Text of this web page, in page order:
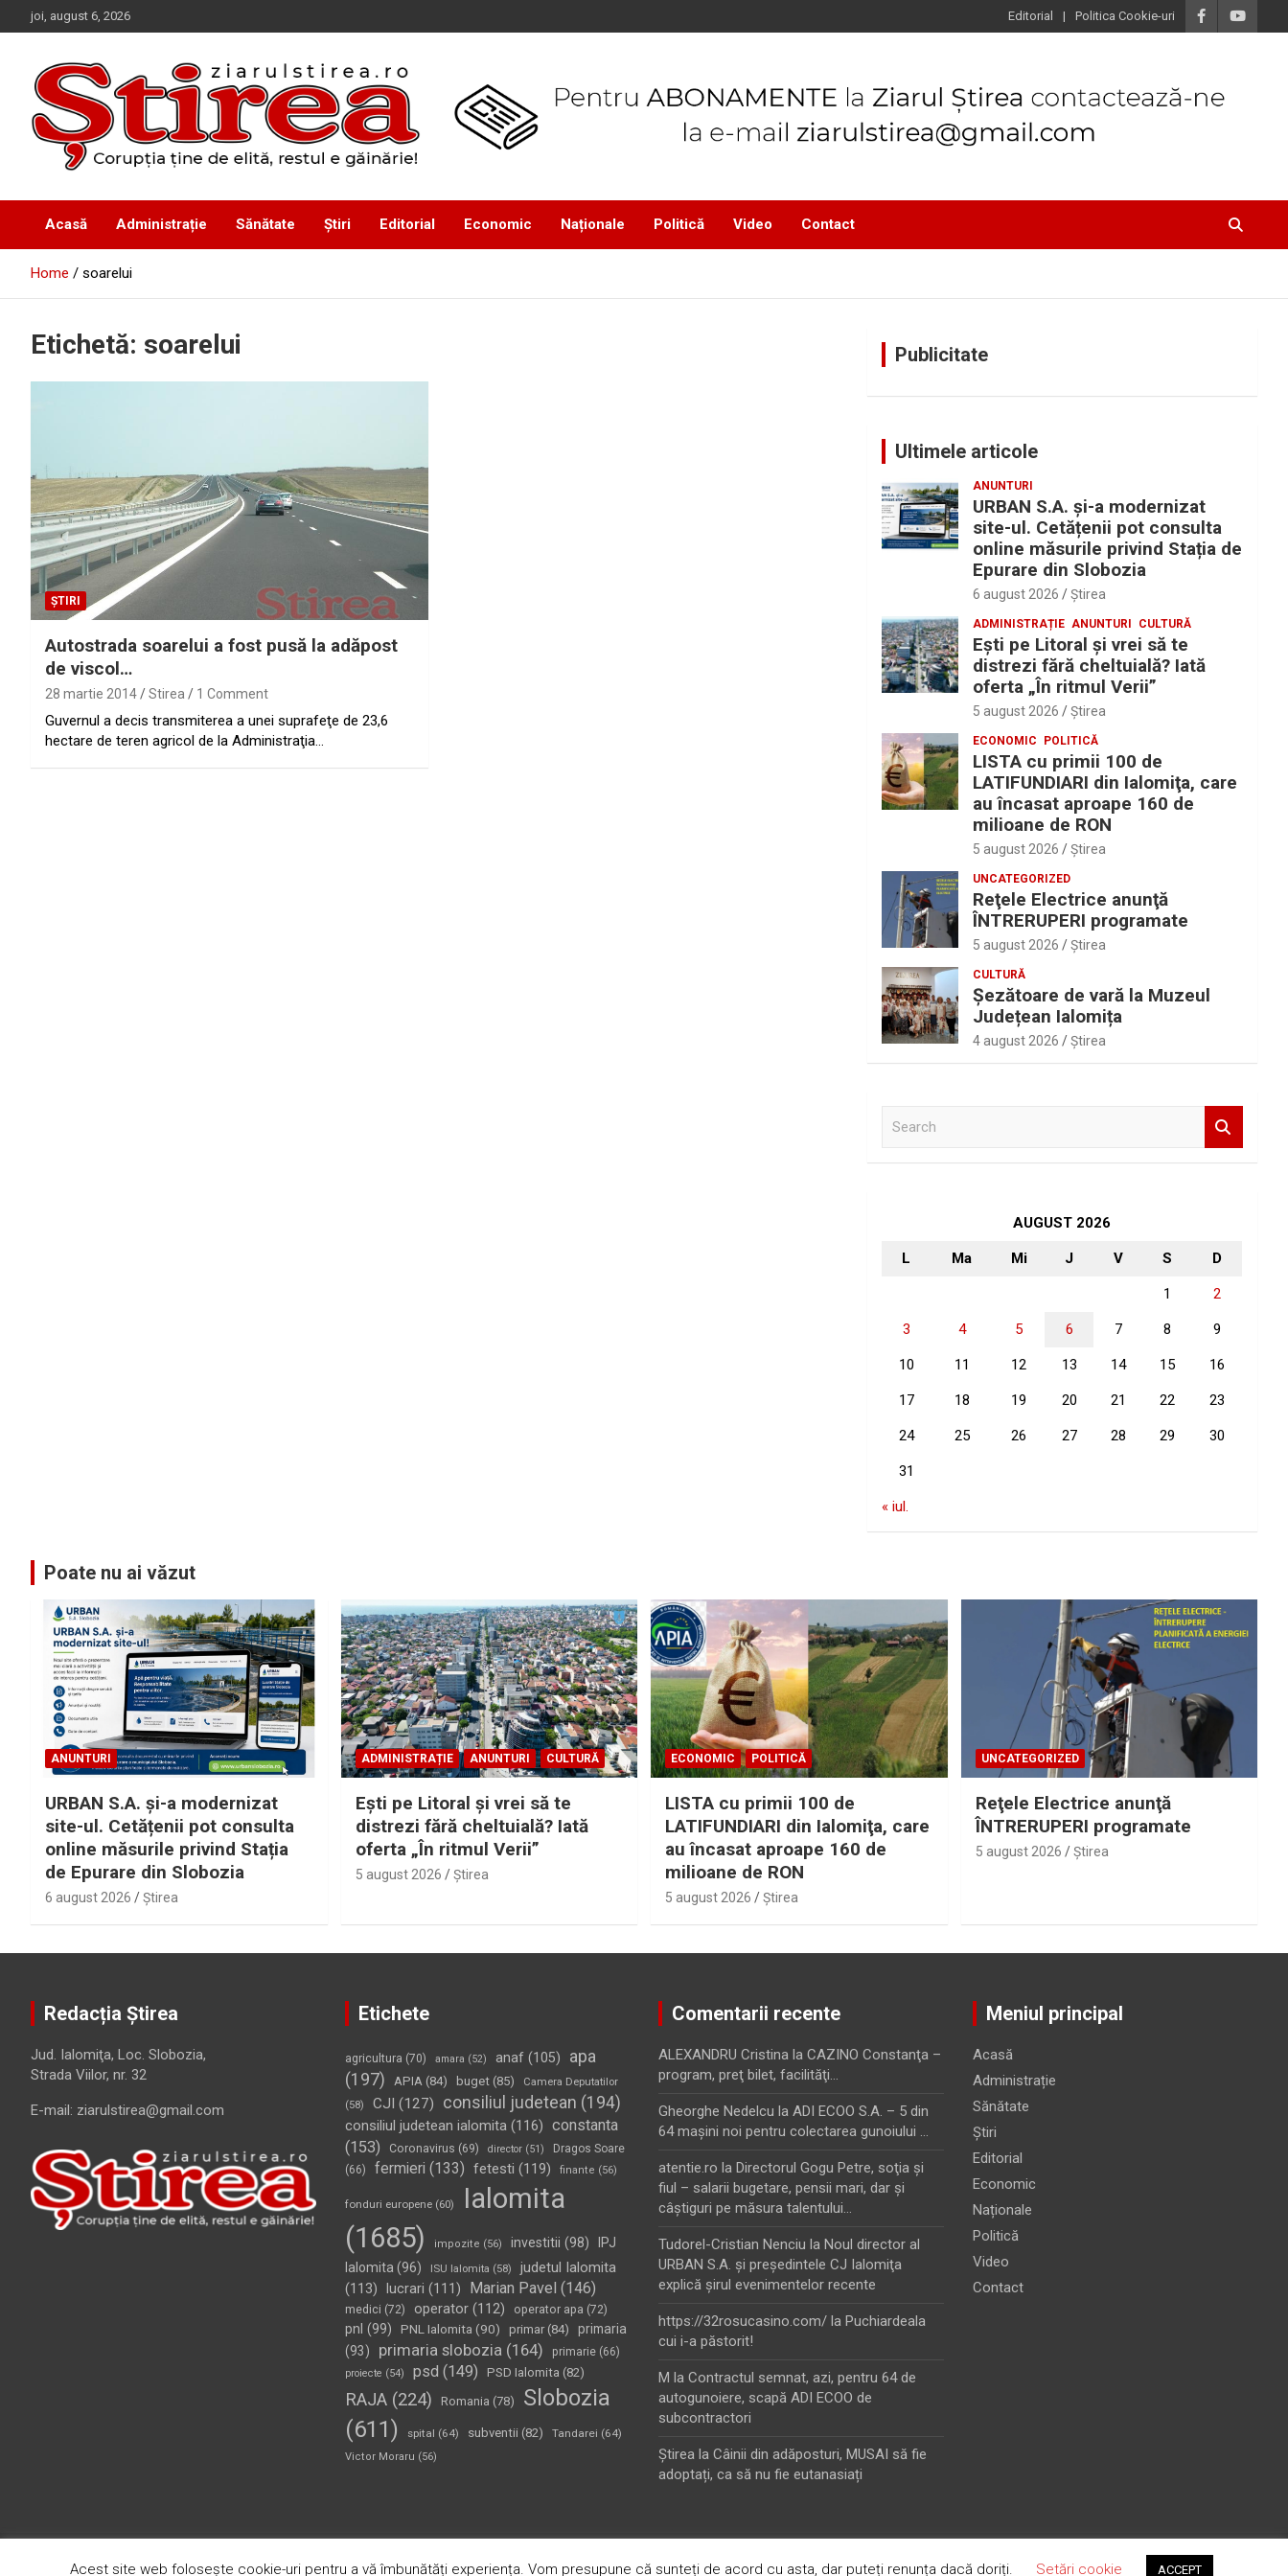
to
joi, august 6, 2026 Editorial Politica Cookie-uri
Ziarul Știrea
Acasă Administrație Sănătate Știri Editorial Economic Naționale Politică Video Contact
Home soarelui
Etichetă: soarelui
ȘTIRI
Autostrada soarelui a fost pusă la adăpost
de viscol…
28 martie 2014 Stirea 1 Comment
Guvernul a decis transmiterea a unei suprafeţe de 23,6
hectare de teren agricol de la Administraţia…
Publicitate
Ultimele articole
ANUNTURI
URBAN S.A. și-a modernizat
site-ul. Cetățenii pot consulta
online măsurile privind Stația de
Epurare din Slobozia
6 august 2026 Ştirea
ADMINISTRAȚIE ANUNTURI CULTURĂ
Eşti pe Litoral şi vrei să te
distrezi fără cheltuială? Iată
oferta „În ritmul Verii”
5 august 2026 Ştirea
ECONOMIC POLITICĂ
LISTA cu primii 100 de
LATIFUNDIARI din Ialomiţa, care
au încasat aproape 160 de
milioane de RON
5 august 2026 Ştirea
UNCATEGORIZED
Reţele Electrice anunţă
ÎNTRERUPERI programate
5 august 2026 Ştirea
CULTURĂ
Șezătoare de vară la Muzeul
Județean Ialomița
4 august 2026 Ştirea
AUGUST 2026
L Ma Mi J V S D
1 2
3 4 5 6 7 8 9
10 11 12 13 14 15 16
17 18 19 20 21 22 23
24 25 26 27 28 29 30
31
« iul.
Poate nu ai văzut
ANUNTURI
URBAN S.A. și-a modernizat
site-ul. Cetățenii pot consulta
online măsurile privind Stația
de Epurare din Slobozia
6 august 2026 Ştirea
ADMINISTRAȚIE ANUNTURI CULTURĂ
Eşti pe Litoral şi vrei să te
distrezi fără cheltuială? Iată
oferta „În ritmul Verii”
5 august 2026 Ştirea
ECONOMIC POLITICĂ
LISTA cu primii 100 de
LATIFUNDIARI din Ialomiţa, care
au încasat aproape 160 de
milioane de RON
5 august 2026 Ştirea
UNCATEGORIZED
Reţele Electrice anunţă
ÎNTRERUPERI programate
5 august 2026 Ştirea
Redacția Știrea
Jud. Ialomiţa, Loc. Slobozia,
Strada Viilor, nr. 32
E-mail: ziarulstirea@gmail.com
Etichete
agricultura (70) amara (52) anaf(105)
apa
(197)
APIA(84) buget(85)
Camera Deputatilor
(58)
CJI (127) consiliul judetean (194)
consiliul judetean ialomita(116) constanta
(153)
Coronavirus (69) director(51)
Dragos Soare
(66)
fermieri (133) fetesti (119) finante (56)
fonduri europene(60)
Ialomita
(1685)
impozite (56) investitii (98)
IPJ
Ialomita (96) ISU Ialomita (58)
judetul Ialomita
(113) lucrari (111) Marian Pavel (146)
medici (72) operator(112) operator apa (72)
pnl (99) PNL Ialomita (90) primar(84)
primaria
(93)
primaria slobozia(164) primarie(66)
proiecte (54) psd (149) PSD Ialomita (82)
RAJA(224) Romania (78)
Slobozia
(611)
spital (64) subventii (82) Tandarei (64)
Victor Moraru (56)
Comentarii recente
ALEXANDRU Cristina la CAZINO Constanţa –
program, preţ bilet, facilităţi…
Gheorghe Nedelcu la ADI ECOO S.A. – 5 din
64 maşini noi pentru colectarea gunoiului …
atentie.ro la Directorul Gogu Petre, soţia şi
fiul – salarii bugetare, pensii mari, dar şi
câştiguri pe măsura talentului…
Tudorel-Cristian Nenciu la Noul director al
URBAN S.A. şi preşedintele CJ Ialomiţa
explică şirul evenimentelor recente
https://32rosucasino.com/ la Puchiardeala
cui i-a păstorit!
M la Contractul semnat, azi, pentru 64 de
autogunoiere, scapă ADI ECOO de
subcontractori
Ştirea la Câinii din adăposturi, MUSAI să fie
adoptați, ca să nu fie eutanasiați
Meniul principal
Acasă
Administrație
Sănătate
Știri
Editorial
Economic
Naționale
Politică
Video
Contact
Copyright © 2026Ziarul Știrea Theme by:Theme Horse Proudly Powered by:WordPress
Acest site web folosește cookie-uri pentru a vă îmbunătăți experiența. Vom presupune că sunteți de acord cu asta, dar puteți renunța dacă doriți. Setări cookie ACCEPT